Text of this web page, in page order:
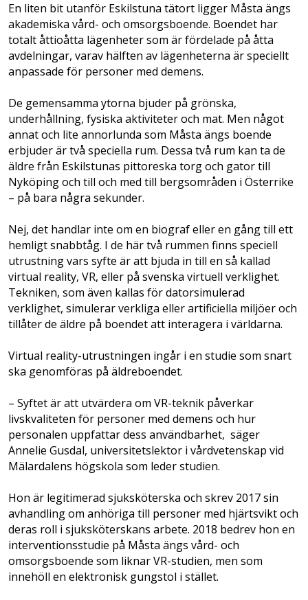
En liten bit utanför Eskilstuna tätort ligger Måsta ängs
akademiska vård- och omsorgsboende. Boendet har
totalt åttioåtta lägenheter som är fördelade på åtta
avdelningar, varav hälften av lägenheterna är speciellt
anpassade för personer med demens.
De gemensamma ytorna bjuder på grönska,
underhållning, fysiska aktiviteter och mat. Men något
annat och lite annorlunda som Måsta ängs boende
erbjuder är två speciella rum. Dessa två rum kan ta de
äldre från Eskilstunas pittoreska torg och gator till
Nyköping och till och med till bergsområden i Österrike
– på bara några sekunder.
Nej, det handlar inte om en biograf eller en gång till ett
hemligt snabbtåg. I de här två rummen finns speciell
utrustning vars syfte är att bjuda in till en så kallad
virtual reality, VR, eller på svenska virtuell verklighet.
Tekniken, som även kallas för datorsimulerad
verklighet, simulerar verkliga eller artificiella miljöer och
tillåter de äldre på boendet att interagera i världarna.
Virtual reality-utrustningen ingår i en studie som snart
ska genomföras på äldreboendet.
– Syftet är att utvärdera om VR-teknik påverkar
livskvaliteten för personer med demens och hur
personalen uppfattar dess användbarhet, säger
Annelie Gusdal, universitetslektor i vårdvetenskap vid
Mälardalens högskola som leder studien.
Hon är legitimerad sjuksköterska och skrev 2017 sin
avhandling om anhöriga till personer med hjärtsvikt och
deras roll i sjuksköterskans arbete. 2018 bedrev hon en
interventionsstudie på Måsta ängs vård- och
omsorgsboende som liknar VR-studien, men som
innehöll en elektronisk gungstol i stället.